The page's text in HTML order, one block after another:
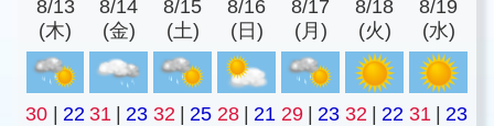
8/13
(木)
8/14
(金)
8/15
(土)
8/16
(日)
8/17
(月)
8/18
(火)
8/19
(水)
30 | 22 31 | 23 32 | 25 28 | 21 29 | 23 32 | 22 31 | 23